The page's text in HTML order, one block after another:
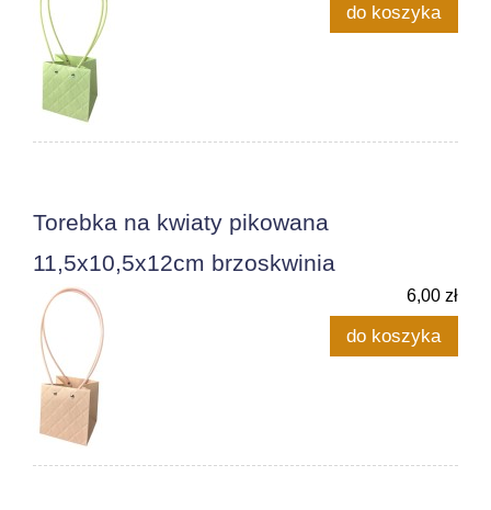
do koszyka
Torebka na kwiaty pikowana
11,5x10,5x12cm brzoskwinia
6,00 zł
do koszyka